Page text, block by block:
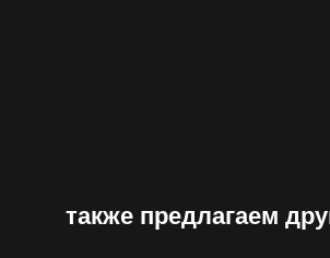
также предлагаем